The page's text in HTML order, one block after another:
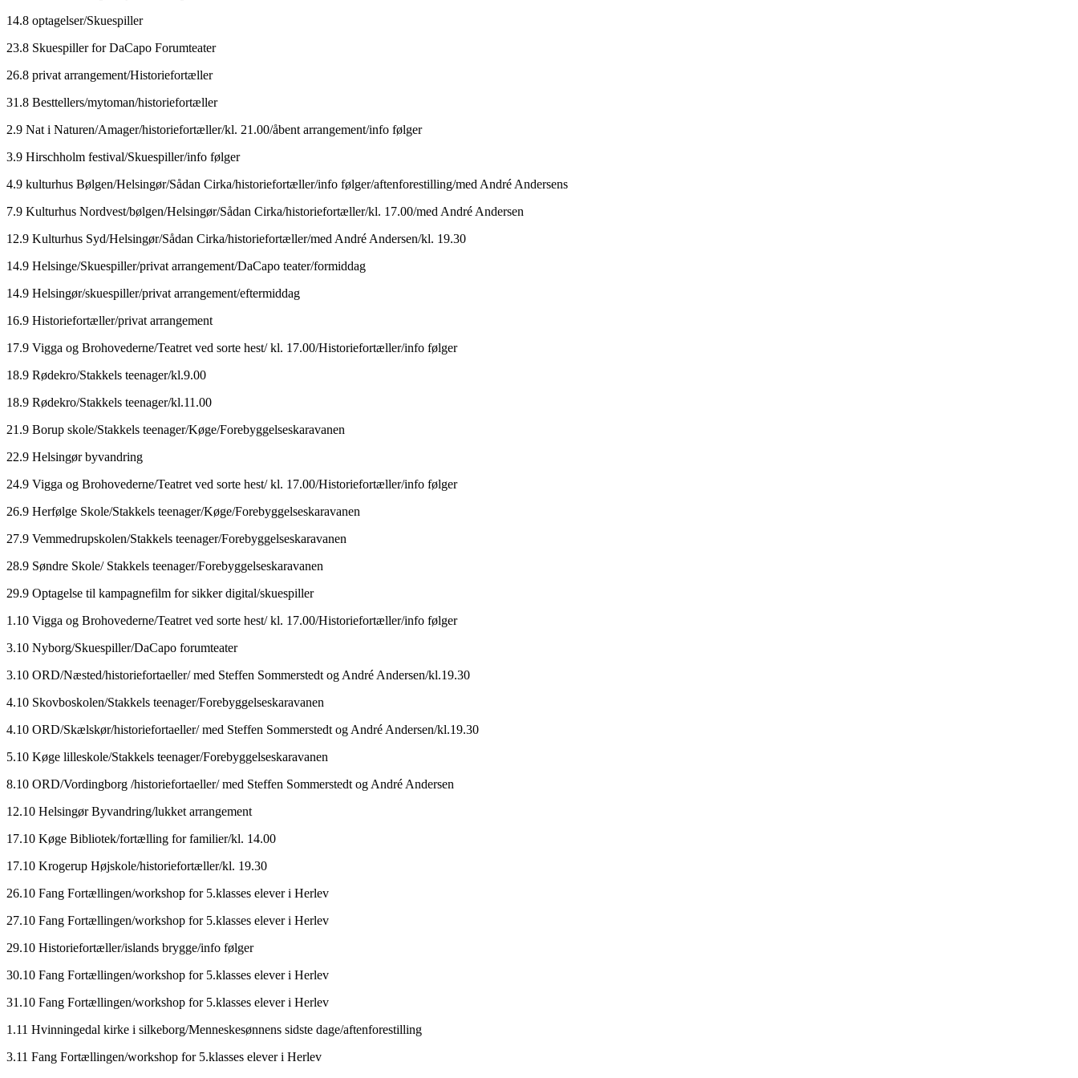
14.8 optagelser/Skuespiller
23.8 Skuespiller for DaCapo Forumteater
26.8 privat arrangement/Historiefortæller
31.8 Besttellers/mytoman/historiefortæller
2.9 Nat i Naturen/Amager/historiefortæller/kl. 21.00/åbent arrangement/info følger
3.9 Hirschholm festival/Skuespiller/info følger
4.9 kulturhus Bølgen/Helsingør/Sådan Cirka/historiefortæller/info følger/aftenforestilling/med André Andersens
7.9 Kulturhus Nordvest/bølgen/Helsingør/Sådan Cirka/historiefortæller/kl. 17.00/med André Andersen
12.9 Kulturhus Syd/Helsingør/Sådan Cirka/historiefortæller/med André Andersen/kl. 19.30
14.9 Helsinge/Skuespiller/privat arrangement/DaCapo teater/formiddag
14.9 Helsingør/skuespiller/privat arrangement/eftermiddag
16.9 Historiefortæller/privat arrangement
17.9 Vigga og Brohovederne/Teatret ved sorte hest/ kl. 17.00/Historiefortæller/info følger
18.9 Rødekro/Stakkels teenager/kl.9.00
18.9 Rødekro/Stakkels teenager/kl.11.00
21.9 Borup skole/Stakkels teenager/Køge/Forebyggelseskaravanen
22.9 Helsingør byvandring
24.9 Vigga og Brohovederne/Teatret ved sorte hest/ kl. 17.00/Historiefortæller/info følger
26.9 Herfølge Skole/Stakkels teenager/Køge/Forebyggelseskaravanen
27.9 Vemmedrupskolen/Stakkels teenager/Forebyggelseskaravanen
28.9 Søndre Skole/ Stakkels teenager/Forebyggelseskaravanen
29.9 Optagelse til kampagnefilm for sikker digital/skuespiller
1.10 Vigga og Brohovederne/Teatret ved sorte hest/ kl. 17.00/Historiefortæller/info følger
3.10 Nyborg/Skuespiller/DaCapo forumteater
3.10 ORD/Næsted/historiefortaeller/ med Steffen Sommerstedt og André Andersen/kl.19.30
4.10 Skovboskolen/Stakkels teenager/Forebyggelseskaravanen
4.10 ORD/Skælskør/historiefortaeller/ med Steffen Sommerstedt og André Andersen/kl.19.30
5.10 Køge lilleskole/Stakkels teenager/Forebyggelseskaravanen
8.10 ORD/Vordingborg /historiefortaeller/ med Steffen Sommerstedt og André Andersen
12.10 Helsingør Byvandring/lukket arrangement
17.10 Køge Bibliotek/fortælling for familier/kl. 14.00
17.10 Krogerup Højskole/historiefortæller/kl. 19.30
26.10 Fang Fortællingen/workshop for 5.klasses elever i Herlev
27.10 Fang Fortællingen/workshop for 5.klasses elever i Herlev
29.10 Historiefortæller/islands brygge/info følger
30.10 Fang Fortællingen/workshop for 5.klasses elever i Herlev
31.10 Fang Fortællingen/workshop for 5.klasses elever i Herlev
1.11 Hvinningedal kirke i silkeborg/Menneskesønnens sidste dage/aftenforestilling
3.11 Fang Fortællingen/workshop for 5.klasses elever i Herlev